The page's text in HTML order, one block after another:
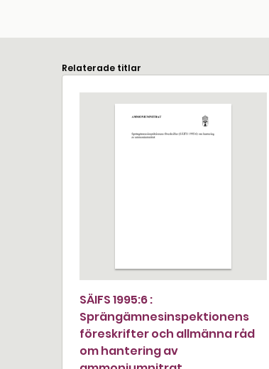
Relaterade titlar
SÄIFS 1995:6 :
Sprängämnesinspektionens
föreskrifter och allmänna råd
om hantering av